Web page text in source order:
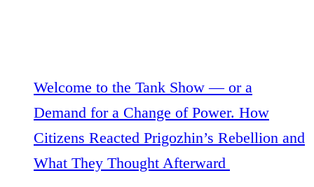
Welcome to the Tank Show — or a
Demand for a Change of Power. How
Citizens Reacted Prigozhin’s Rebellion and
What They Thought Afterward